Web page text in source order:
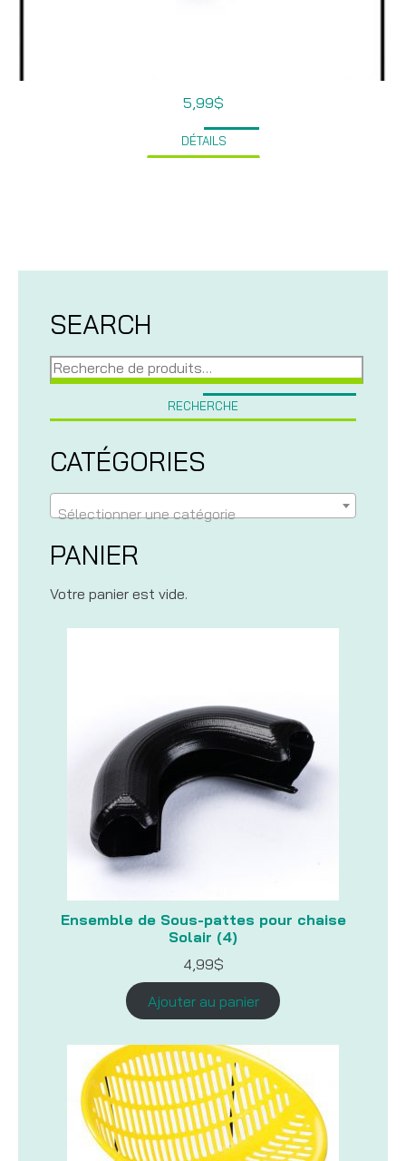
5,99$
DÉTAILS
SEARCH
Recherche
pour :
RECHERCHE
CATÉGORIES
Sélectionner une catégorie
PANIER
Votre panier est vide.
Ensemble de Sous-pattes pour chaise
Solair (4)
4,99$
Ajouter au panier